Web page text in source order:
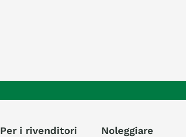
Per i rivenditori Noleggiare